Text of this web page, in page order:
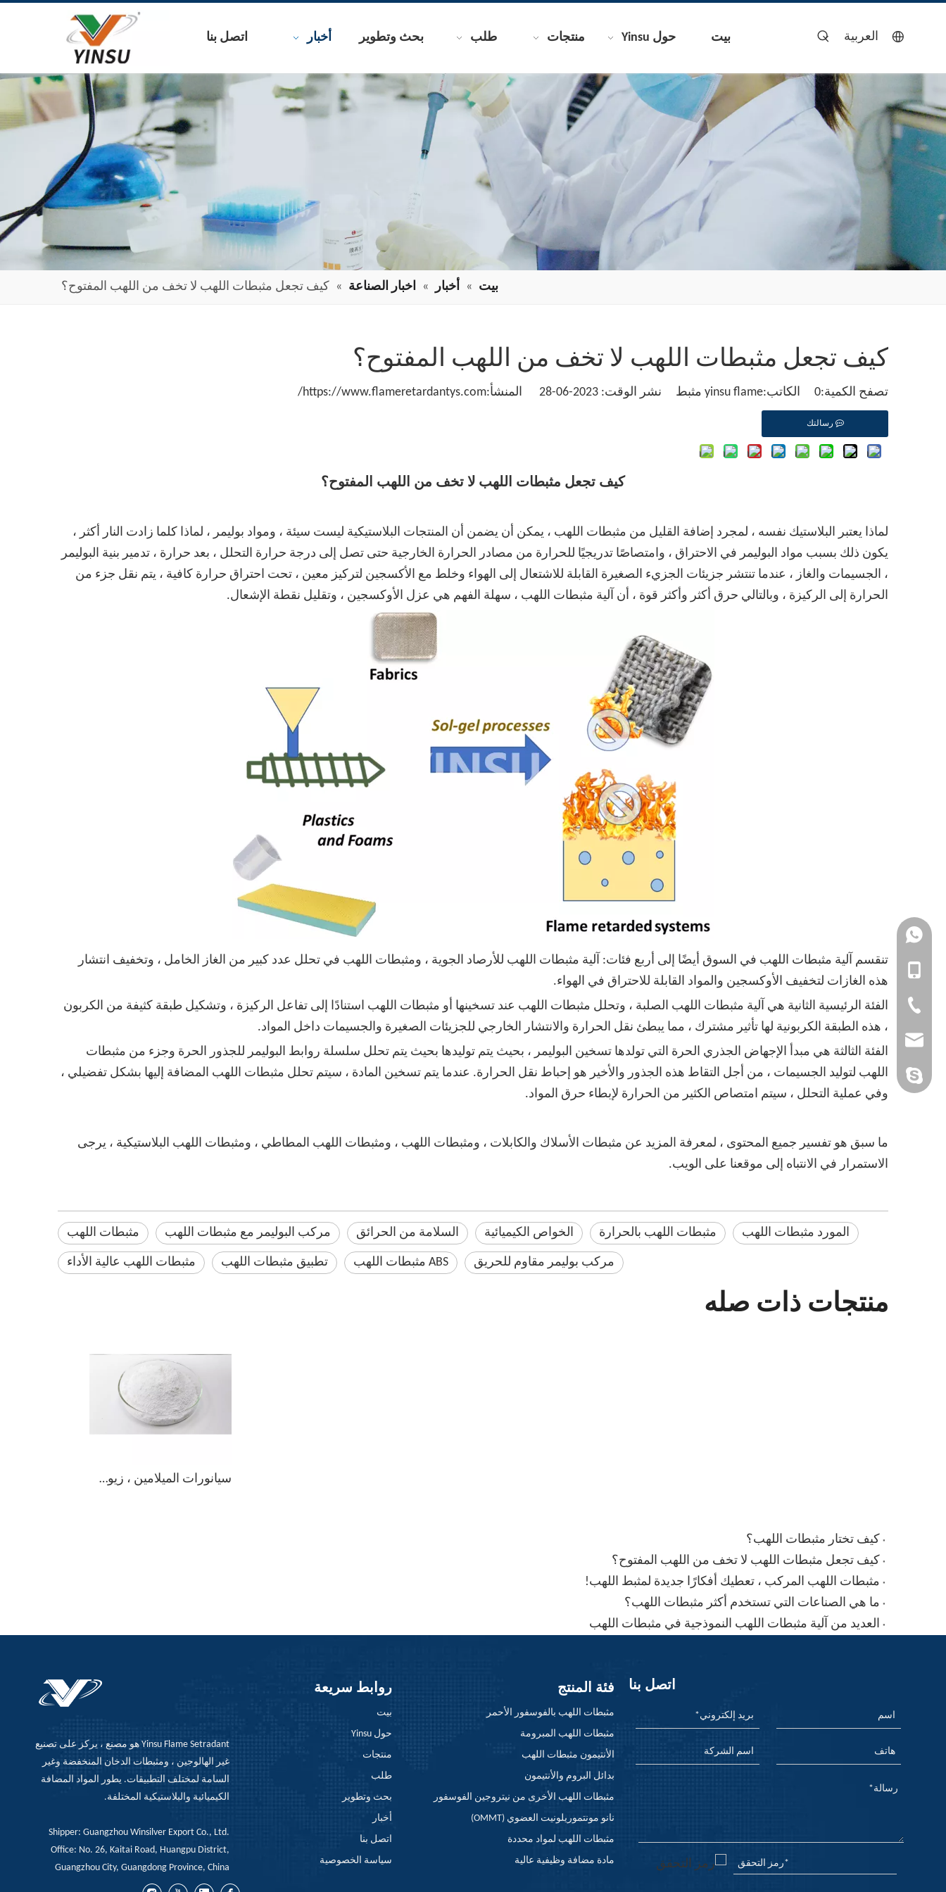
بيت حول Yinsu منتجات طلب بحث وتطوير أخبار اتصل بنا العربية
بيت » أخبار » اخبار الصناعة » كيف تجعل مثبطات اللهب لا تخف من اللهب المفتوح؟
كيف تجعل مثبطات اللهب لا تخف من اللهب المفتوح؟
تصفح الكمية:0 الكاتب:yinsu flame مثبط نشر الوقت: 2023-06-28 المنشأ: https://www.flameretardantys.com/
رسالتك
كيف تجعل مثبطات اللهب لا تخف من اللهب المفتوح؟
لماذا يعتبر البلاستيك نفسه ، لمجرد إضافة القليل من مثبطات اللهب ، يمكن أن يضمن أن المنتجات البلاستيكية ليست سيئة ، ومواد بوليمر ، لماذا كلما زادت النار أكثر ،
يكون ذلك بسبب مواد البوليمر في الاحتراق ، وامتصاصًا تدريجيًا للحرارة من مصادر الحرارة الخارجية حتى تصل إلى درجة حرارة التحلل ، بعد حرارة ، تدمير بنية البوليمر
، الجسيمات والغاز ، عندما تنتشر جزيئات الجزيء الصغيرة القابلة للاشتعال إلى الهواء وخلط مع الأكسجين لتركيز معين ، تحت احتراق حرارة كافية ، يتم نقل جزء من
الحرارة إلى الركيزة ، وبالتالي حرق أكثر وأكثر قوة ، أن آلية مثبطات اللهب ، سهلة الفهم هي عزل الأوكسجين ، وتقليل نقطة الإشعال.
تنقسم آلية مثبطات اللهب في السوق أيضًا إلى أربع فئات: آلية مثبطات اللهب للأرصاد الجوية ، ومثبطات اللهب في تحلل عدد كبير من الغاز الخامل ، وتخفيف انتشار
هذه الغازات لتخفيف الأوكسجين والمواد القابلة للاحتراق في الهواء.
الفئة الرئيسية الثانية هي آلية مثبطات اللهب الصلبة ، وتحلل مثبطات اللهب عند تسخينها أو مثبطات اللهب استنادًا إلى تفاعل الركيزة ، وتشكيل طبقة كثيفة من الكربون
، هذه الطبقة الكربونية لها تأثير مشترك ، مما يبطئ نقل الحرارة والانتشار الخارجي للجزيئات الصغيرة والجسيمات داخل المواد.
الفئة الثالثة هي مبدأ الإجهاض الجذري الحرة التي تولدها تسخين البوليمر ، بحيث يتم توليدها بحيث يتم تحلل سلسلة روابط البوليمر للجذور الحرة وجزء من مثبطات
اللهب لتوليد الجسيمات ، من أجل التقاط هذه الجذور والأخير هو إحباط نقل الحرارة. عندما يتم تسخين المادة ، سيتم تحلل مثبطات اللهب المضافة إليها بشكل تفضيلي ،
وفي عملية التحلل ، سيتم امتصاص الكثير من الحرارة لإبطاء حرق المواد.
ما سبق هو تفسير جميع المحتوى ، لمعرفة المزيد عن مثبطات الأسلاك والكابلات ، ومثبطات اللهب ، ومثبطات اللهب المطاطي ، ومثبطات اللهب البلاستيكية ، يرجى
الاستمرار في الانتباه إلى موقعنا على الويب.
مثبطات اللهب مركب البوليمر مع مثبطات اللهب السلامة من الحرائق الخواص الكيميائية مثبطات اللهب بالحرارة المورد مثبطات اللهب
مثبطات اللهب عالية الأداء تطبيق مثبطات اللهب ABS مثبطات اللهب مركب بوليمر مقاوم للحريق
منتجات ذات صله
سيانورات الميلامين ، زيوت التشحيم ، مثبطات اللهب غير الهالوجينية / CAS 37640-57-6 - MCA
كيف تختار مثبطات اللهب؟
كيف تجعل مثبطات اللهب لا تخف من اللهب المفتوح؟
مثبطات اللهب المركب ، تعطيك أفكارًا جديدة لمثبط اللهب!
ما هي الصناعات التي تستخدم أكثر مثبطات اللهب؟
العديد من آلية مثبطات اللهب النموذجية في مثبطات اللهب
Yinsu Flame Setradant هو مصنع ، يركز على تصنيع
غير الهالوجين ، ومثبطات الدخان المنخفضة وغير
السامة لمختلف التطبيقات. يطور المواد المضافة
الكيميائية والبلاستيكية المختلفة.
Shipper: Guangzhou Winsilver Export Co., Ltd.
Office: No. 26, Kaitai Road, Huangpu District,
Guangzhou City, Guangdong Province, China
روابط سريعة
بيت
حول Yinsu
منتجات
طلب
بحث وتطوير
أخبار
اتصل بنا
سياسة الخصوصية
فئة المنتج
مثبطات اللهب بالفوسفور الأحمر
مثبطات اللهب المبرومة
الأنتيمون مثبطات اللهب
بدائل البروم والأنتيمون
مثبطات اللهب الأخرى من نيتروجين الفوسفور
نانو مونتموريلونيت العضوي (OMMT)
مثبطات اللهب لمواد محددة
مادة مضافة وظيفية عالية
+ 86 17278575996
+86 - 13922246604
+ 86-20-32290502
yan-g-
ساندي ينسو
اتصل بنا